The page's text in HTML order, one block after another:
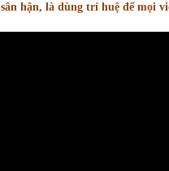
hận, là dùng trí huệ để mọi